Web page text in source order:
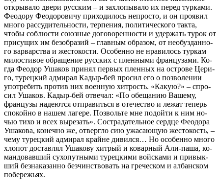
от­кры­ва­ло две­ри рус­ским – и за­хло­пы­ва­ло их пе­ред тур­ка­ми.
Фе­о­до­ру Фе­о­до­ро­ви­чу при­хо­ди­лось непро­сто, и он про­явил
мно­го рас­су­ди­тель­но­сти, тер­пе­ния, по­ли­ти­че­ско­го так­та,
чтобы со­блю­сти со­юз­ные до­го­во­рен­но­сти и удер­жать ту­рок от
при­су­щих им без­об­ра­зий – глав­ным об­ра­зом, от необуз­дан­но­
го вар­вар­ства и же­сто­ко­сти. Осо­бен­но не нра­ви­лось тур­кам
ми­ло­сти­вое об­ра­ще­ние рус­ских с плен­ны­ми фран­цу­за­ми. Ко­
гда Фе­о­дор Уша­ков при­нял пер­вых плен­ных на ост­ро­ве Це­ри­
го, ту­рец­кий адми­рал Ка­дыр-бей про­сил его о поз­во­ле­нии
упо­тре­бить про­тив них во­ен­ную хит­рость. «Ка­кую?» – спро­
сил Уша­ков. Ка­дыр-бей от­ве­чал: «По обе­ща­нию Ва­ше­му,
фран­цу­зы на­де­ют­ся от­пра­вить­ся в оте­че­ство и ле­жат те­перь
спо­кой­но в на­шем ла­ге­ре. Поз­воль­те мне по­дой­ти к ним но­
чью ти­хо и всех вы­ре­зать». Со­стра­да­тель­ное серд­це Фе­о­до­ра
Уша­ко­ва, ко­неч­но же, от­верг­ло сию ужа­са­ю­щую же­сто­кость, –
че­му ту­рец­кий адми­рал крайне ди­вил­ся… Но осо­бен­но мно­го
хло­пот до­став­лял Уша­ко­ву хит­рый и ко­вар­ный Али-па­ша, ко­
ман­до­вав­ший су­хо­пут­ны­ми ту­рец­ки­ми вой­ска­ми и при­вык­
ший без­на­ка­зан­но без­чин­ство­вать на гре­че­ском и ал­бан­ском
по­бе­ре­жьях.